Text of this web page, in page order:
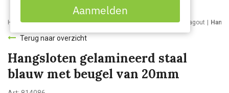
Home Webshop Veiligheidsartikelen Signalisatie Lockout tagout
Terug naar overzicht
Hangsloten gelamineerd staal
blauw met beugel van 20mm
Aanmelden